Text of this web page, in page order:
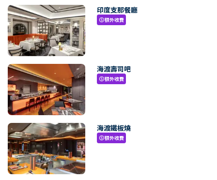
印度支那餐廳
paid額外收費
海渡壽司吧
paid額外收費
海渡鐵板燒
paid額外收費